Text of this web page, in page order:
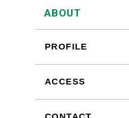
ABOUT
PROFILE
ACCESS